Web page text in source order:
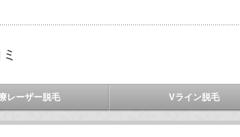
レーザー脱毛 Vライン脱毛